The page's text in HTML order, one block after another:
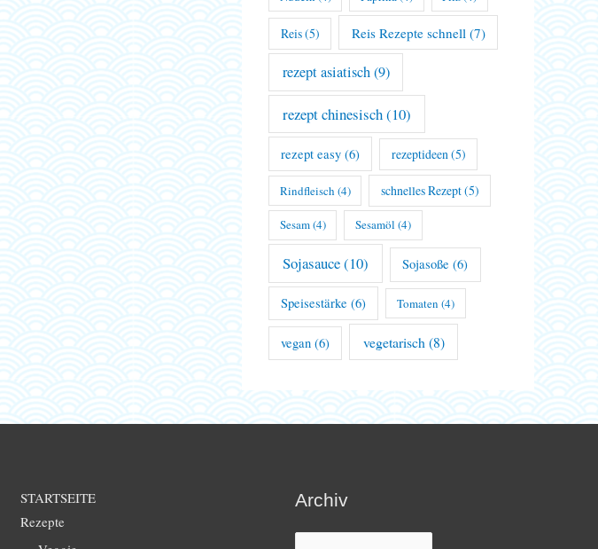
Reis(5) Reis Rezepte schnell (7)
rezept asiatisch(9)
rezept chinesisch(10)
rezept easy (6) rezeptideen (5)
Rindfleisch (4) schnelles Rezept(5)
Sesam(4) Sesamöl (4)
Sojasauce(10) Sojasoße (6)
Speisestärke (6) Tomaten (4)
vegan (6) vegetarisch (8)
STARTSEITE
Rezepte
Archiv